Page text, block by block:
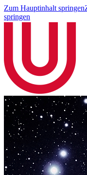
Zum Hauptinhalt springen
springen